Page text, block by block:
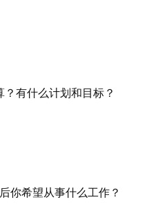
有什么计划和目标？
你希望从事什么工作？